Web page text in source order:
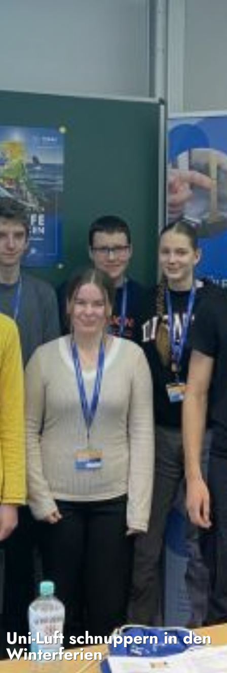
Uni-Luft schnuppern in den
Winterferien